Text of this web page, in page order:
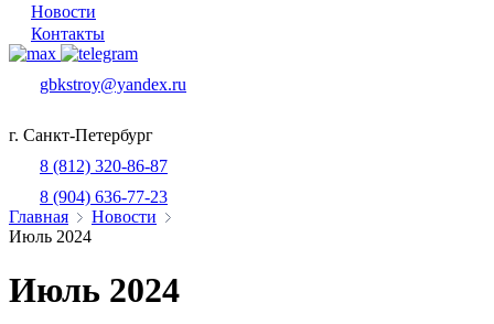
Новости
Контакты
gbkstroy@yandex.ru
г. Санкт-Петербург
8 (812) 320-86-87
8 (904) 636-77-23
Главная
Новости
Июль 2024
Июль 2024